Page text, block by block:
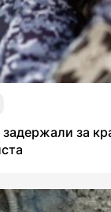
за